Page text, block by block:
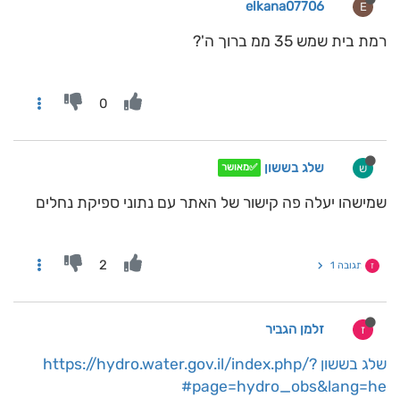
E
elkana07706
רמת בית שמש 35 ממ ברוך ה'?
0
ש שלג בששון ✅מאושר
שמישהו יעלה פה קישור של האתר עם נתוני ספיקת נחלים
ז תגובה 1 2
ז זלמן הגביר
שלג בששון https://hydro.water.gov.il/index.php/?
page=hydro_obs&lang=he#